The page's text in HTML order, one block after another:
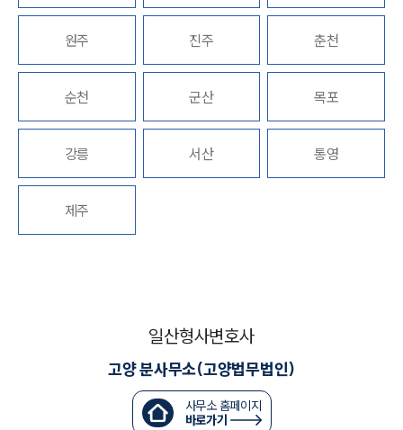
언론보도
공지사항
법률서식
뉴스레터/브로슈어
원주 진주 춘천
순천 군산 목포
강릉 서산 통영
제주
일산형사변호사
고양 분사무소(고양법무법인)
사무소 홈페이지
바로가기